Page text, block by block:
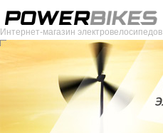
Интернет-магазин электровелосипедов